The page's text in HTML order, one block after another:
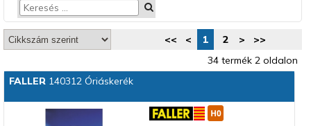
<< < 1 2 >
>>
34 termék 2 oldalon
FALLER140312 Óriáskerék